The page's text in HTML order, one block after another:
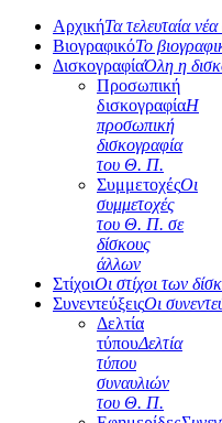
ΑρχικήΤα τελευταία
ΒιογραφικόΤο
ΔισκογραφίαΌλη η
Προσωπική
δισκογραφίαΗ
προσωπική
δισκογραφία
του Θ. Π.
ΣυμμετοχέςΟι
συμμετοχές
του Θ. Π. σε
δίσκους
άλλων
ΣτίχοιΟι στίχοι των
ΣυνεντεύξειςΟι
Δελτία
τύπουΔελτία
τύπου
συναυλιών
του Θ. Π.